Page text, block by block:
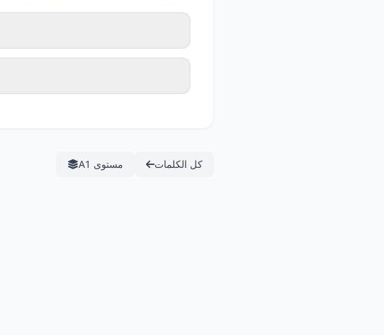
كل الكلمات مستوى A1